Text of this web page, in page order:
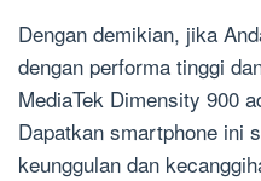
Dengan demikian, jika
dengan performa tinggi
MediaTek Dimensity 900
Dapatkan smartphone ini
keunggulan dan